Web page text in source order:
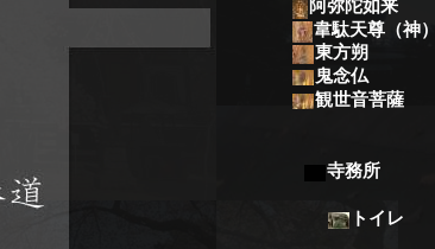
阿弥陀如来
韋駄天尊（神）
東方朔
鬼念仏
観世音菩薩
トイレ
寺務所